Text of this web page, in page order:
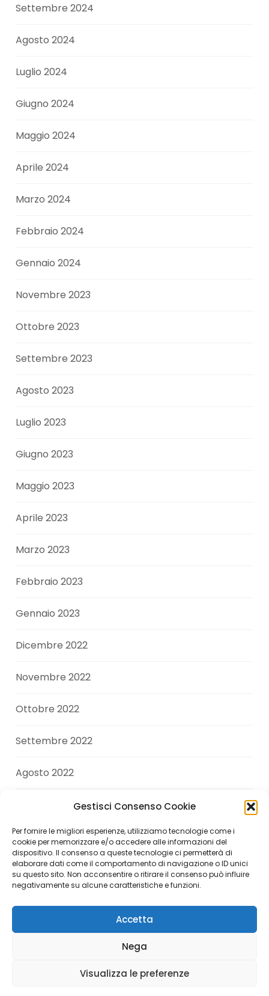
Gestisci Consenso Cookie
Per fornire le migliori esperienze, utilizziamo tecnologie come i
cookie per memorizzare e/o accedere alle informazioni del
dispositivo. Il consenso a queste tecnologie ci permetterà di
elaborare dati come il comportamento di navigazione o ID unici
su questo sito. Non acconsentire o ritirare il consenso può influire
negativamente su alcune caratteristiche e funzioni.
Accetta
Nega
Visualizza le preferenze
Settembre 2024
Agosto 2024
Luglio 2024
Giugno 2024
Maggio 2024
Aprile 2024
Marzo 2024
Febbraio 2024
Gennaio 2024
Novembre 2023
Ottobre 2023
Settembre 2023
Agosto 2023
Luglio 2023
Giugno 2023
Maggio 2023
Aprile 2023
Marzo 2023
Febbraio 2023
Gennaio 2023
Dicembre 2022
Novembre 2022
Ottobre 2022
Settembre 2022
Agosto 2022
Giugno 2022
Aprile 2022
Copyright © 2026 Andrea Di Giuseppe. All Rights
Reserved.